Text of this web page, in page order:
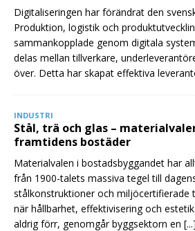
Digitaliseringen har förändrat den
Produktion, logistik och
sammankopplade genom digitala
delas mellan tillverkare,
över. Detta har skapat effektiva
INDUSTRI
Stål, trä och glas –
framtidens bostäder
Materialvalen i bostadsbyggandet har
från 1900-talets massiva tegel till
stålkonstruktioner och miljöcertifierade
när hållbarhet, effektivisering och
aldrig förr, genomgår byggsektorn en [...]